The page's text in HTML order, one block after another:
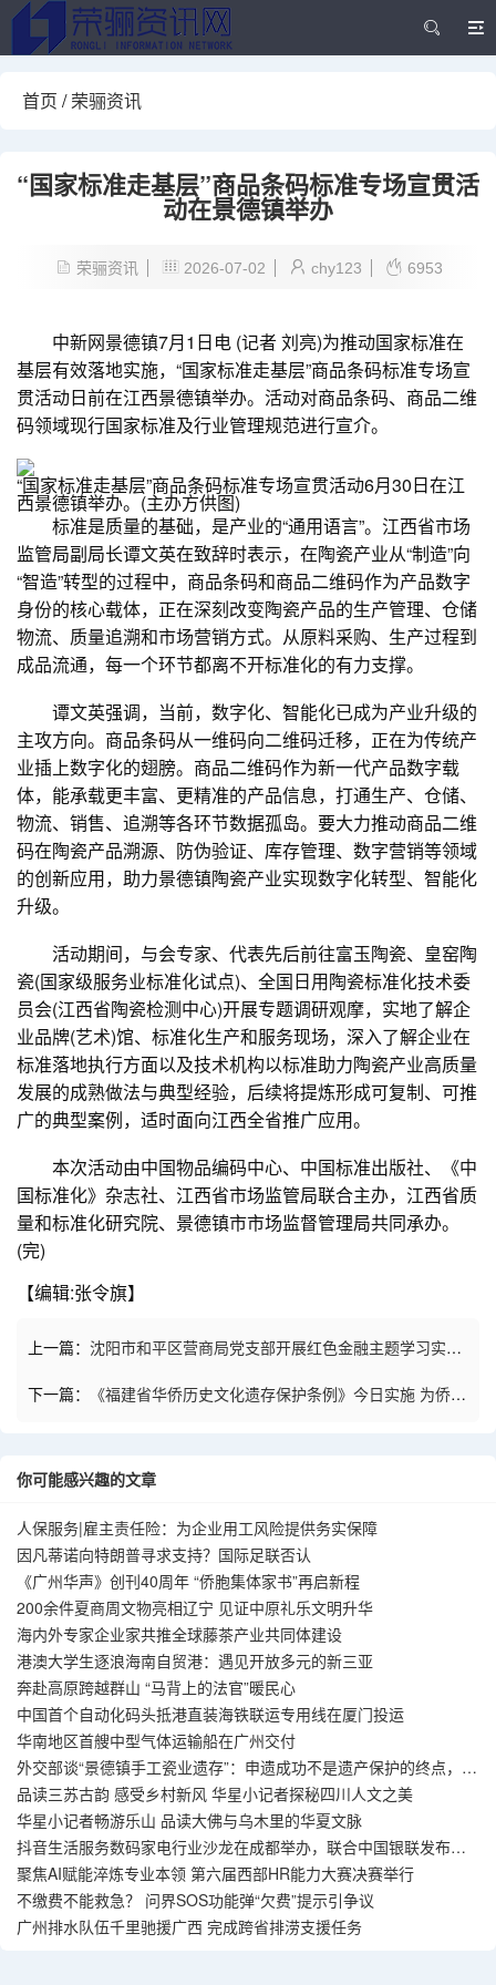
首页 /荣骊资讯
“国家标准走基层”商品条码标准专场宣贯活
动在景德镇举办
荣骊资讯 2026-07-02 chy123 6953
中新网景德镇7月1日电 (记者 刘亮)为推动国家标准在
基层有效落地实施，“国家标准走基层”商品条码标准专场宣
贯活动日前在江西景德镇举办。活动对商品条码、商品二维
码领域现行国家标准及行业管理规范进行宣介。
“国家标准走基层”商品条码标准专场宣贯活动6月30日在江
西景德镇举办。(主办方供图)
标准是质量的基础，是产业的“通用语言”。江西省市场
监管局副局长谭文英在致辞时表示，在陶瓷产业从“制造”向
“智造”转型的过程中，商品条码和商品二维码作为产品数字
身份的核心载体，正在深刻改变陶瓷产品的生产管理、仓储
物流、质量追溯和市场营销方式。从原料采购、生产过程到
成品流通，每一个环节都离不开标准化的有力支撑。
谭文英强调，当前，数字化、智能化已成为产业升级的
主攻方向。商品条码从一维码向二维码迁移，正在为传统产
业插上数字化的翅膀。商品二维码作为新一代产品数字载
体，能承载更丰富、更精准的产品信息，打通生产、仓储、
物流、销售、追溯等各环节数据孤岛。要大力推动商品二维
码在陶瓷产品溯源、防伪验证、库存管理、数字营销等领域
的创新应用，助力景德镇陶瓷产业实现数字化转型、智能化
升级。
活动期间，与会专家、代表先后前往富玉陶瓷、皇窑陶
瓷(国家级服务业标准化试点)、全国日用陶瓷标准化技术委
员会(江西省陶瓷检测中心)开展专题调研观摩，实地了解企
业品牌(艺术)馆、标准化生产和服务现场，深入了解企业在
标准落地执行方面以及技术机构以标准助力陶瓷产业高质量
发展的成熟做法与典型经验，后续将提炼形成可复制、可推
广的典型案例，适时面向江西全省推广应用。
本次活动由中国物品编码中心、中国标准出版社、《中
国标准化》杂志社、江西省市场监管局联合主办，江西省质
量和标准化研究院、景德镇市市场监督管理局共同承办。
(完)
【编辑:张令旗】
上一篇： 沈阳市和平区营商局党支部开展红色金融主题学习实践
活动
下一篇： 《福建省华侨历史文化遗存保护条例》今日实施 为侨乡
你可能感兴趣的文章
人保服务|雇主责任险：为企业用工风险提供务实保障
因凡蒂诺向特朗普寻求支持？国际足联否认
《广州华声》创刊40周年 “侨胞集体家书”再启新程
200余件夏商周文物亮相辽宁 见证中原礼乐文明升华
海内外专家企业家共推全球藤茶产业共同体建设
港澳大学生逐浪海南自贸港：遇见开放多元的新三亚
奔赴高原跨越群山 “马背上的法官”暖民心
中国首个自动化码头抵港直装海铁联运专用线在厦门投运
华南地区首艘中型气体运输船在广州交付
外交部谈“景德镇手工瓷业遗存”：申遗成功不是遗产保护的终点，而
是新起点
品读三苏古韵 感受乡村新风 华星小记者探秘四川人文之美
华星小记者畅游乐山 品读大佛与乌木里的华夏文脉
抖音生活服务数码家电行业沙龙在成都举办，联合中国银联发布国
补到店交易模式
聚焦AI赋能淬炼专业本领 第六届西部HR能力大赛决赛举行
不缴费不能救急？ 问界SOS功能弹“欠费”提示引争议
广州排水队伍千里驰援广西 完成跨省排涝支援任务